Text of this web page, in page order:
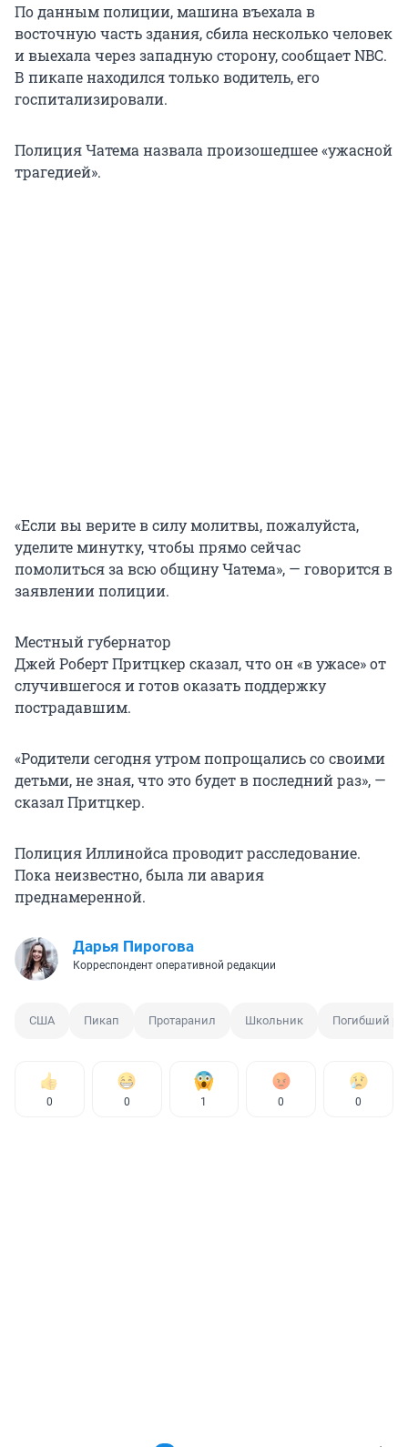
По данным полиции, машина въехала в
восточную часть здания, сбила несколько человек
и выехала через западную сторону, сообщает NBC.
В пикапе находился только водитель, его
госпитализировали.
Полиция Чатема назвала произошедшее «ужасной
трагедией».
«Если вы верите в силу молитвы, пожалуйста,
уделите минутку, чтобы прямо сейчас
помолиться за всю общину Чатема», — говорится в
заявлении полиции.
Местный губернатор
Джей Роберт Притцкер сказал, что он «в ужасе» от
случившегося и готов оказать поддержку
пострадавшим.
«Родители сегодня утром попрощались со своими
детьми, не зная, что это будет в последний раз», —
сказалПритцкер.
Полиция Иллинойса проводит расследование.
Пока неизвестно, была ли авария
преднамеренной.
Дарья Пирогова
Корреспондент оперативной редакции
США Пикап Протаранил Школьник Погибший
0 0 1 0 0